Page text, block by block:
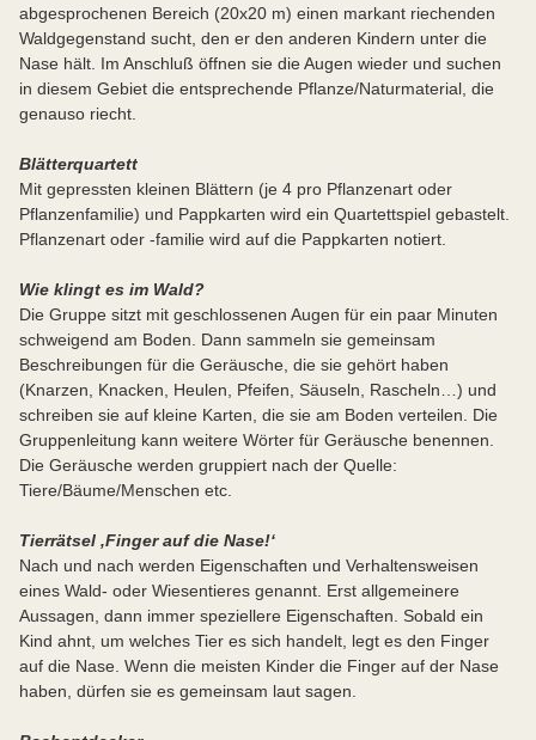
abgesprochenen Bereich (20x20 m) einen markant riechenden
Waldgegenstand sucht, den er den anderen Kindern unter die
Nase hält. Im Anschluß öffnen sie die Augen wieder und suchen
in diesem Gebiet die entsprechende Pflanze/Naturmaterial, die
genauso riecht.
Blätterquartett
Mit gepressten kleinen Blättern (je 4 pro Pflanzenart oder
Pflanzenfamilie) und Pappkarten wird ein Quartettspiel gebastelt.
Pflanzenart oder -familie wird auf die Pappkarten notiert.
Wie klingt es im Wald?
Die Gruppe sitzt mit geschlossenen Augen für ein paar Minuten
schweigend am Boden. Dann sammeln sie gemeinsam
Beschreibungen für die Geräusche, die sie gehört haben
(Knarzen, Knacken, Heulen, Pfeifen, Säuseln, Rascheln…) und
schreiben sie auf kleine Karten, die sie am Boden verteilen. Die
Gruppenleitung kann weitere Wörter für Geräusche benennen.
Die Geräusche werden gruppiert nach der Quelle:
Tiere/Bäume/Menschen etc.
Tierrätsel ‚Finger auf die Nase!‘
Nach und nach werden Eigenschaften und Verhaltensweisen
eines Wald- oder Wiesentieres genannt. Erst allgemeinere
Aussagen, dann immer speziellere Eigenschaften. Sobald ein
Kind ahnt, um welches Tier es sich handelt, legt es den Finger
auf die Nase. Wenn die meisten Kinder die Finger auf der Nase
haben, dürfen sie es gemeinsam laut sagen.